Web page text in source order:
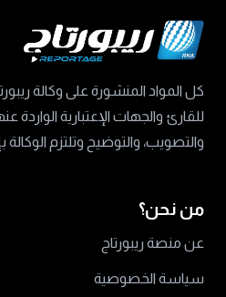
كل المواد المنشورة على وكالة
للقارئ والجهات الإعتبارية
والتصويب، والتوضيح وتلتزم الوكالة
من نحن؟
عن منصة ريبورتاج
سياسة الخصوصية